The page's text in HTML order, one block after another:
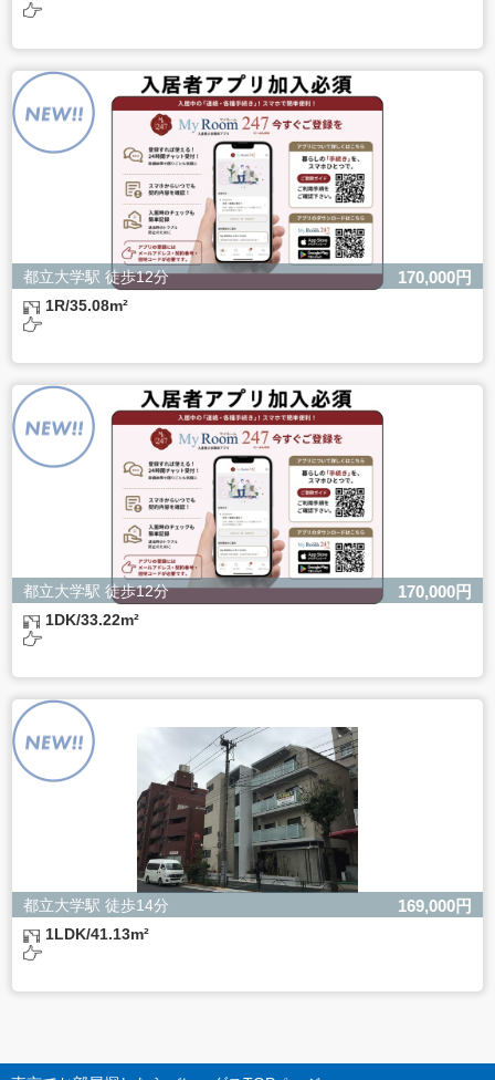
よるものです。
ただし、必要な項目をいただけない場合、適切な対応がで
きない場合があります。
都立大学駅 徒歩12分 170,000円
1R/35.08m²
都立大学駅 徒歩12分 170,000円
1DK/33.22m²
都立大学駅 徒歩14分 169,000円
1LDK/41.13m²